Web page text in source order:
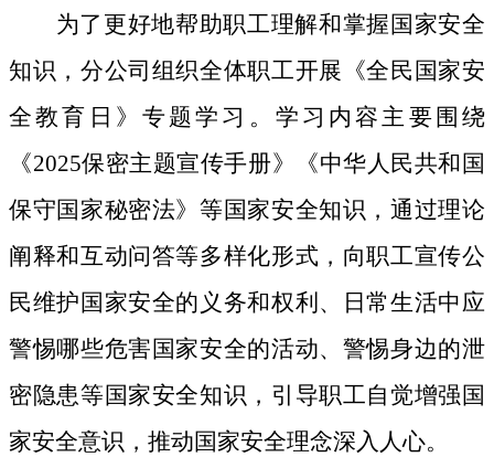
为了更好地帮助职工理解和掌握国家安全
知识，分公司组织全体职工开展《全民国家安
全教育日》专题学习。学习内容主要围绕
《2025保密主题宣传手册》《中华人民共和国
保守国家秘密法》等国家安全知识，通过理论
阐释和互动问答等多样化形式，向职工宣传公
民维护国家安全的义务和权利、日常生活中应
警惕哪些危害国家安全的活动、警惕身边的泄
密隐患等国家安全知识，引导职工自觉增强国
家安全意识，推动国家安全理念深入人心。